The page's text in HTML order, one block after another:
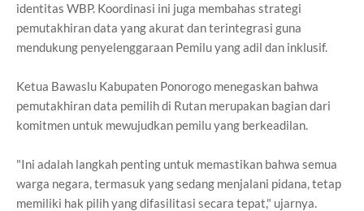
identitas WBP. Koordinasi ini juga membahas strategi
pemutakhiran data yang akurat dan terintegrasi guna
mendukung penyelenggaraan Pemilu yang adil dan inklusif.
Ketua Bawaslu Kabupaten Ponorogo menegaskan bahwa
pemutakhiran data pemilih di Rutan merupakan bagian dari
komitmen untuk mewujudkan pemilu yang berkeadilan.
"Ini adalah langkah penting untuk memastikan bahwa semua
warga negara, termasuk yang sedang menjalani pidana, tetap
memiliki hak pilih yang difasilitasi secara tepat," ujarnya.